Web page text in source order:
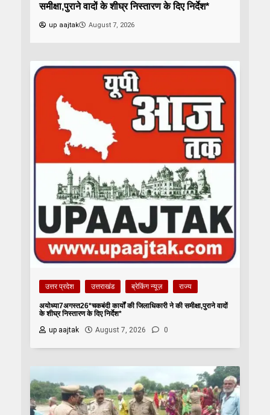
समीक्षा,पुराने वादों के शीघ्र निस्तारण के दिए निर्देश*
up aajtak August 7, 2026
उत्तर प्रदेश उत्तराखंड ब्रेकिंग न्यूज़ राज्य
अयोध्या7अगस्त26*चकबंदी कार्यों की जिलाधिकारी ने की समीक्षा,पुराने वादों
के शीघ्र निस्तारण के दिए निर्देश*
up aajtak
August 7, 2026 0